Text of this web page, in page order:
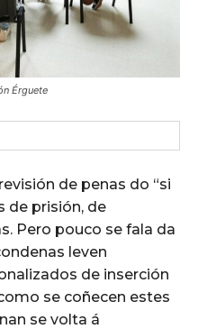
Érguete
de penas do “si
de prisión, de
Pero pouco se fala da
leven
de inserción
se coñecen estes
se volta á